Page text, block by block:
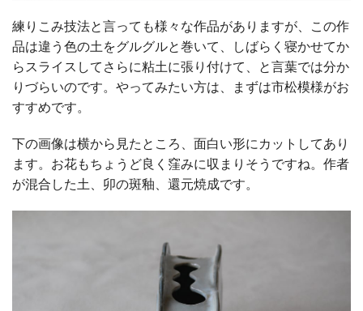
練りこみ技法と言っても様々な作品がありますが、この作
品は違う色の土をグルグルと巻いて、しばらく寝かせてか
らスライスしてさらに粘土に張り付けて、と言葉では分か
りづらいのです。やってみたい方は、まずは市松模様がお
すすめです。
下の画像は横から見たところ、面白い形にカットしてあり
ます。お花もちょうど良く窪みに収まりそうですね。作者
が混合した土、卯の斑釉、還元焼成です。